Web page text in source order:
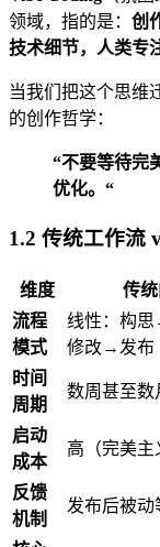
领域，指的是： 创
技术细节，人类专
当我们把这个思维
的创作哲学：
“不要等待完
优化。“
1.2 传统工作流
维度 传
流程
模式
线性：构
修改→发布
时间
周期
数周甚至数
启动
成本
高（完美主
反馈
机制
发布后被动